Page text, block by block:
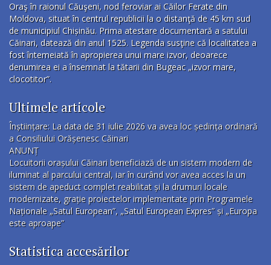
Oraş în raionul Căuşeni, nod feroviar ai Căilor Ferate din
Moldova, situat în centrul republicii la o distanţă de 45 km sud
de municipiul Chișinău. Prima atestare documentară a satului
Căinari, datează din anul 1525. Legenda susţine că localitatea a
fost întemeiată în apropierea unui mare izvor, deoarece
denumirea ei a însemnat la tătarii din Bugeac „izvor mare,
clocotitor”.
Ultimele articole
Înștiințare: La data de 31 iulie 2026 va avea loc ședința ordinară
a Consiliului Orășenesc Căinari
ANUNȚ
Locuitorii orașului Căinari beneficiază de un sistem modern de
iluminat al parcului central, iar în curând vor avea acces la un
sistem de apeduct complet reabilitat și la drumuri locale
modernizate, grație proiectelor implementate prin Programele
Naționale „Satul European”, „Satul European Expres” și „Europa
este aproape”
Statistica accesărilor